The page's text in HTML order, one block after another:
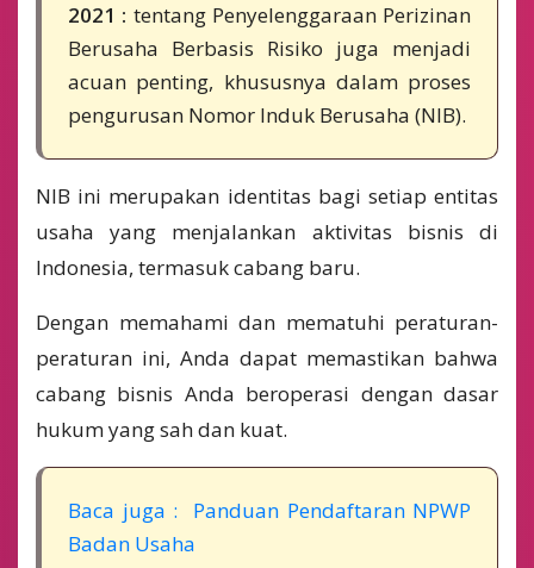
2021 : tentang Penyelenggaraan Perizinan
Berusaha Berbasis Risiko juga menjadi
acuan penting, khususnya dalam proses
pengurusan Nomor Induk Berusaha (NIB).
NIB ini merupakan identitas bagi setiap entitas
usaha yang menjalankan aktivitas bisnis di
Indonesia, termasuk cabang baru.
Dengan memahami dan mematuhi peraturan-
peraturan ini, Anda dapat memastikan bahwa
cabang bisnis Anda beroperasi dengan dasar
hukum yang sah dan kuat.
Baca juga : Panduan Pendaftaran NPWP
Badan Usaha